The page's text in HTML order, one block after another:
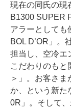
現在の同氏の現
B1300 SUPER
アラーとしても
BOL D’OR」。
担当し、空冷エ
こだわりのもと
＞」。お客さ
か、という新た
0R」。そして